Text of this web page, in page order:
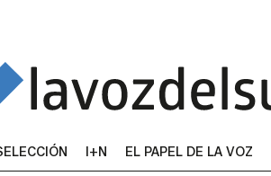
I+N EL PAPEL DE LA VOZ